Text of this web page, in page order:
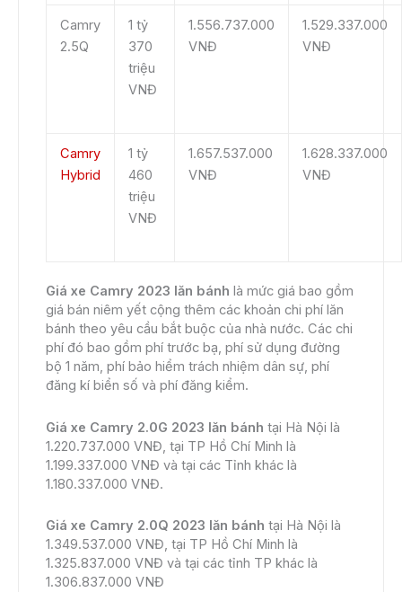
Camry
2.5Q
1 tỷ
370
triệu
VNĐ
1.556.737.000
VNĐ
1.529.337.000
VNĐ
Camry
Hybrid
1 tỷ
460
triệu
VNĐ
1.657.537.000
VNĐ
1.628.337.000
VNĐ
Giá xe Camry 2023 lăn bánh là mức giá bao gồm
giá bán niêm yết cộng thêm các khoản chi phí lăn
bánh theo yêu cầu bắt buộc của nhà nước. Các chi
phí đó bao gồm phí trước bạ, phí sử dụng đường
bộ 1 năm, phí bảo hiểm trách nhiệm dân sự, phí
đăng kí biển số và phí đăng kiểm.
Giá xe Camry 2.0G 2023 lăn bánh tại Hà Nội là
1.220.737.000 VNĐ, tại TP Hồ Chí Minh là
1.199.337.000 VNĐ và tại các Tỉnh khác là
1.180.337.000 VNĐ.
Giá xe Camry 2.0Q 2023 lăn bánh tại Hà Nội là
1.349.537.000 VNĐ, tại TP Hồ Chí Minh là
1.325.837.000 VNĐ và tại các tỉnh TP khác là
1.306.837.000 VNĐ